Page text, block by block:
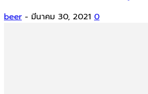
beer - มีนาคม 30, 2021 0